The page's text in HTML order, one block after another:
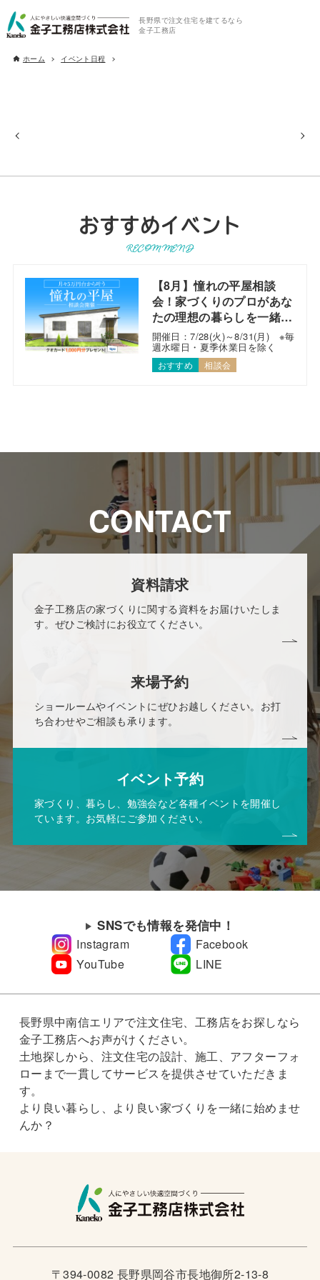
長野県で注文住宅を建てるなら
金子工務店
ホーム イベント日程
おすすめイベント
RECOMMEND
【8月】憧れの平屋相談
会！家づくりのプロがあな
たの理想の暮らしを一緒に
考えます！
開催日：7/28(火)～8/31(月) ※毎
週水曜日・夏季休業日を除く
おすすめ 相談会
CONTACT
資料請求
金子工務店の家づくりに関する資料をお届けいたしま
す。ぜひご検討にお役立てください。
来場予約
ショールームやイベントにぜひお越しください。お打
ち合わせやご相談も承ります。
イベント予約
家づくり、暮らし、勉強会など各種イベントを開催し
ています。お気軽にご参加ください。
SNSでも情報を発信中！
Instagram
Facebook
YouTube
LINE
長野県中南信エリアで注文住宅、工務店をお探しなら
金子工務店へお声がけください。
土地探しから、注文住宅の設計、施工、アフターフォ
ローまで一貫してサービスを提供させていただきま
す。
より良い暮らし、より良い家づくりを一緒に始めませ
んか？
〒394-0082 長野県岡谷市長地御所2-13-8